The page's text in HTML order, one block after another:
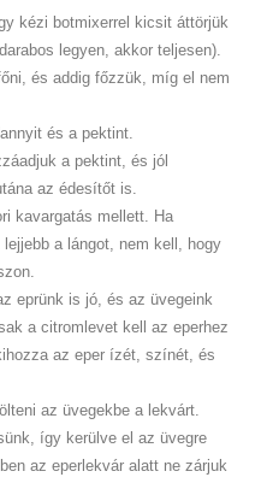
kézi botmixerrel kicsit áttörjük
legyen, akkor teljesen).
és addig főzzük, míg el nem
és a pektint.
a pektint, és jól
az édesítőt is.
kavargatás mellett. Ha
a lángot, nem kell, hogy
eprünk is jó, és az üvegeink
a citromlevet kell az eperhez
az eper ízét, színét, és
az üvegekbe a lekvárt.
így kerülve el az üvegre
az eperlekvár alatt ne zárjuk